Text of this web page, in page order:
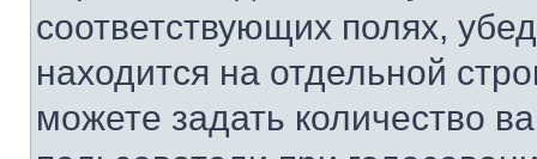
соответствующих полях,
находится на отдельной
можете задать количество